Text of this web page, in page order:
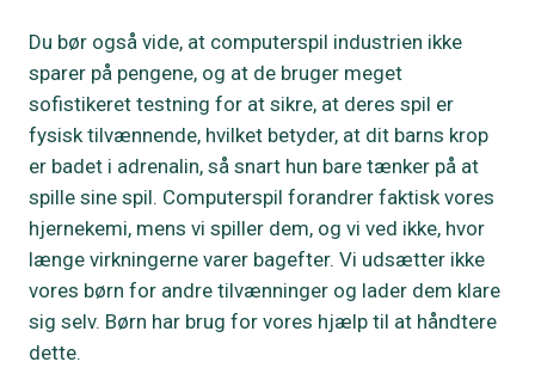
Du bør også vide, at computerspil industrien ikke
sparer på pengene, og at de bruger meget
sofistikeret testning for at sikre, at deres spil er
fysisk tilvænnende, hvilket betyder, at dit barns krop
er badet i adrenalin, så snart hun bare tænker på at
spille sine spil. Computerspil forandrer faktisk vores
hjernekemi, mens vi spiller dem, og vi ved ikke, hvor
længe virkningerne varer bagefter. Vi udsætter ikke
vores børn for andre tilvænninger og lader dem klare
sig selv. Børn har brug for vores hjælp til at håndtere
dette.